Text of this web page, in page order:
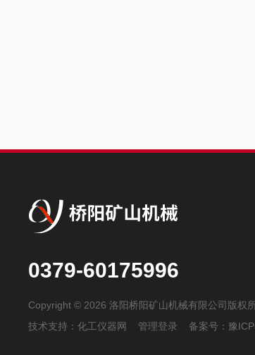
0379-60175996
Copyright © 2026 洛阳桥阳矿山机械有限公司版权
技术支持：化工仪器网 管理登录 备案号： 豫